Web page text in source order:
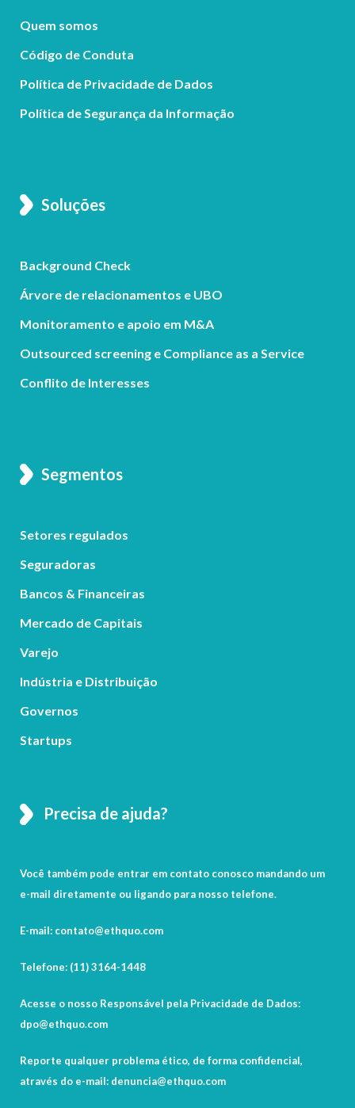
Quem somos
Código de Conduta
Política de Privacidade de Dados
Política de Segurança da Informação
Soluções
Background Check
Árvore de relacionamentos e UBO
Monitoramento e apoio em M&A
Outsourced screening e Compliance as a Service
Conflito de Interesses
Segmentos
Setores regulados
Seguradoras
Bancos & Financeiras
Mercado de Capitais
Varejo
Indústria e Distribuição
Governos
Startups
Precisa de ajuda?
Você também pode entrar em contato conosco mandando um
e-mail diretamente ou ligando para nosso telefone.
E-mail: contato@ethquo.com
Telefone: (11) 3164-1448
Acesse o nosso Responsável pela Privacidade de Dados:
dpo@ethquo.com
Reporte qualquer problema ético, de forma confidencial,
através do e-mail: denuncia@ethquo.com